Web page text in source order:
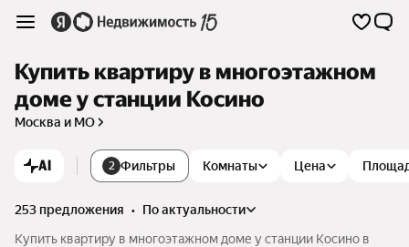
Купить квартиру в многоэтажном
доме у станции Косино
Москва и МО
AI 2 Фильтры Комнаты Цена
253 предложения •
по актуальности
Купить квартиру в многоэтажном доме у станции Косино в